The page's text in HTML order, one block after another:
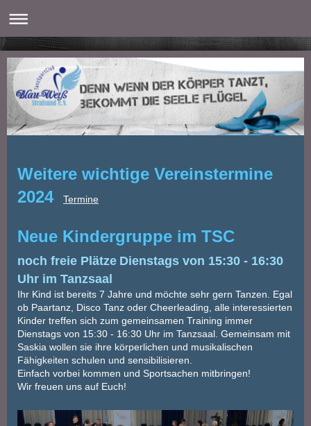
Weitere wichtige Vereinstermine
2024
Termine
Neue Kindergruppe im TSC
noch freie Plätze Dienstags von 15:30 - 16:30
Uhr im Tanzsaal
Ihr Kind ist bereits 7 Jahre und möchte sehr gern Tanzen. Egal
ob Paartanz, Disco Tanz oder Cheerleading, alle interessierten
Kinder treffen sich zum gemeinsamen Training immer
Dienstags von 15:30 - 16:30 Uhr im Tanzsaal. Gemeinsam mit
Saskia wollen sie ihre körperlichen und musikalischen
Fähigkeiten schulen und sensibilisieren.
Einfach vorbei kommen und Sportsachen mitbringen!
Wir freuen uns auf Euch!